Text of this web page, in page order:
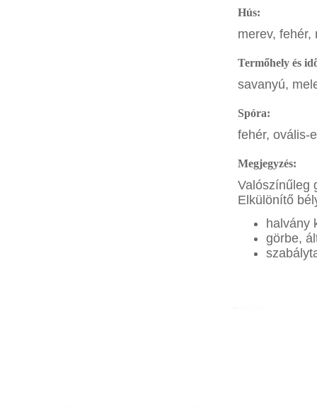
Hús:
merev,
Termőhely és
savanyú,
Spóra:
fehér, ovális-
Megjegyzés:
Valószínűleg
Elkülönítő
halvány
görbe,